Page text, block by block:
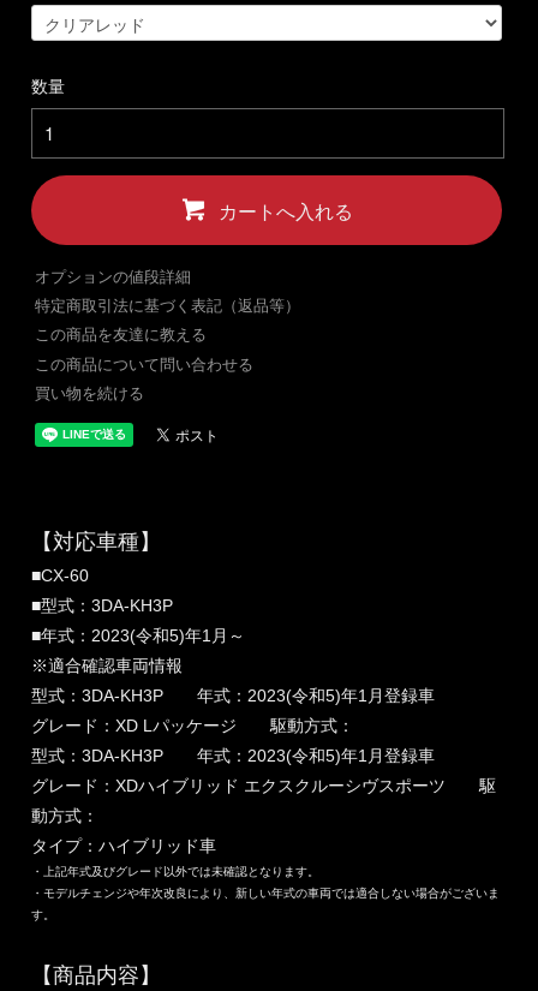
数量
カートへ入れる
オプションの値段詳細
特定商取引法に基づく表記（返品等）
この商品を友達に教える
この商品について問い合わせる
買い物を続ける
【対応車種】
■CX-60
■型式：3DA-KH3P
■年式：2023(令和5)年1月～
※適合確認車両情報
型式：3DA-KH3P 年式：2023(令和5)年1月登録車
グレード：XD Lパッケージ 駆動方式：
型式：3DA-KH3P 年式：2023(令和5)年1月登録車
グレード：XDハイブリッド エクスクルーシヴスポーツ 駆
動方式：
タイプ：ハイブリッド車
・上記年式及びグレード以外では未確認となります。
・モデルチェンジや年次改良により、新しい年式の車両では適合しない場合がございま
す。
【商品内容】